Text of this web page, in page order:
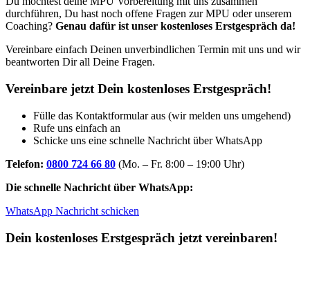
durchführen, Du hast noch offene Fragen zur MPU oder unserem
Coaching? Genau dafür ist unser kostenloses Erstgespräch da!
Vereinbare einfach Deinen unverbindlichen Termin mit uns und wir
beantworten Dir all Deine Fragen.
Vereinbare jetzt Dein kostenloses Erstgespräch!
Fülle das Kontaktformular aus (wir melden uns umgehend)
Rufe uns einfach an
Schicke uns eine schnelle Nachricht über WhatsApp
Telefon: 0800 724 66 80 (Mo. – Fr. 8:00 – 19:00 Uhr)
Die schnelle Nachricht über WhatsApp:
WhatsApp Nachricht schicken
Dein kostenloses Erstgespräch jetzt vereinbaren!